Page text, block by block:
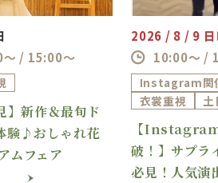
/ 15:00～
】新作＆最旬ド
験♪おしゃれ花
ムフェア
2026 / 8 / 9
10:00～ /
Instagram関
衣裳重視
土
【
破！】サプラ
必見！人気演